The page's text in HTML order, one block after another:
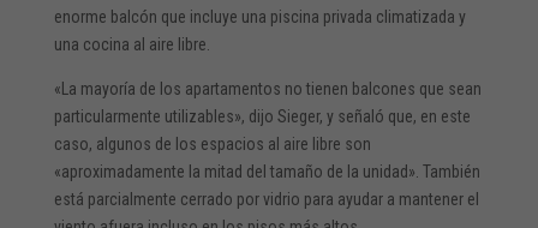
enorme balcón que incluye una piscina privada climatizada y
una cocina al aire libre.
«La mayoría de los apartamentos no tienen balcones que sean
particularmente utilizables», dijo Sieger, y señaló que, en este
caso, algunos de los espacios al aire libre son
«aproximadamente la mitad del tamaño de la unidad». También
está parcialmente cerrado por vidrio para ayudar a mantener el